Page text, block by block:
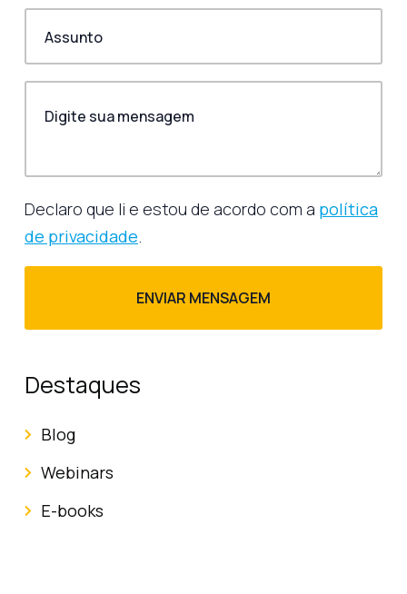
Declaro que li e estou de acordo com a política
de privacidade.
Destaques
Blog
Webinars
E-books